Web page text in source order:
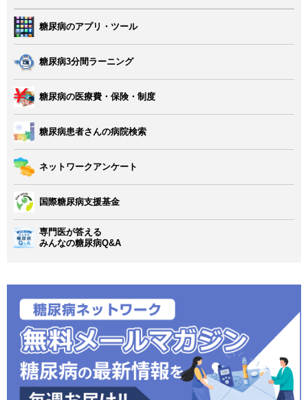
糖尿病のアプリ・ツール
糖尿病3分間ラーニング
糖尿病の医療費・保険・制度
糖尿病患者さんの病院検索
ネットワークアンケート
国際糖尿病支援基金
専門医が答える
みんなの糖尿病Q&A